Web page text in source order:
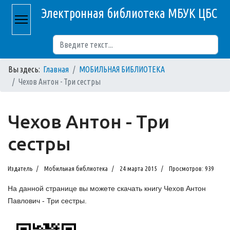
Электронная библиотека МБУК ЦБС
Вы здесь: Главная
МОБИЛЬНАЯ БИБЛИОТЕКА
Чехов Антон - Три сестры
Чехов Антон - Три
сестры
Издатель Мобильная библиотека 24 марта 2015 Просмотров: 939
На данной странице вы можете скачать книгу Чехов Антон
Павлович - Три сестры.